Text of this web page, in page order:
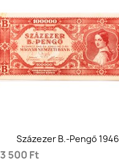
Százezer B.-Pengő 1946
3 500 Ft